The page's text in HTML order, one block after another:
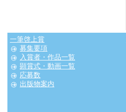
一筆啓上賞
募集要項
入賞者・作品一覧
顕賞式・動画一覧
応募数
出版物案内